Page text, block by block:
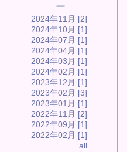
ー
2024年11月 [2]
2024年10月 [1]
2024年07月 [1]
2024年04月 [1]
2024年03月 [1]
2024年02月 [1]
2023年12月 [1]
2023年02月 [3]
2023年01月 [1]
2022年11月 [2]
2022年09月 [1]
2022年02月 [1]
all